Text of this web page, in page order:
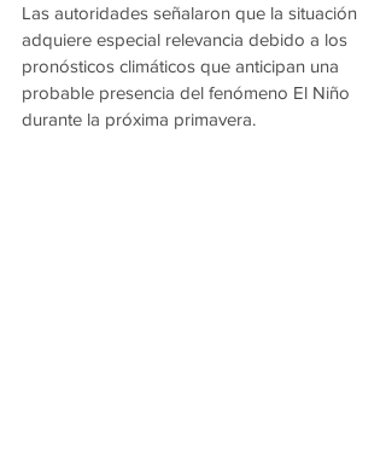
Las autoridades señalaron que la situación
adquiere especial relevancia debido a los
pronósticos climáticos que anticipan una
probable presencia del fenómeno El Niño
durante la próxima primavera.